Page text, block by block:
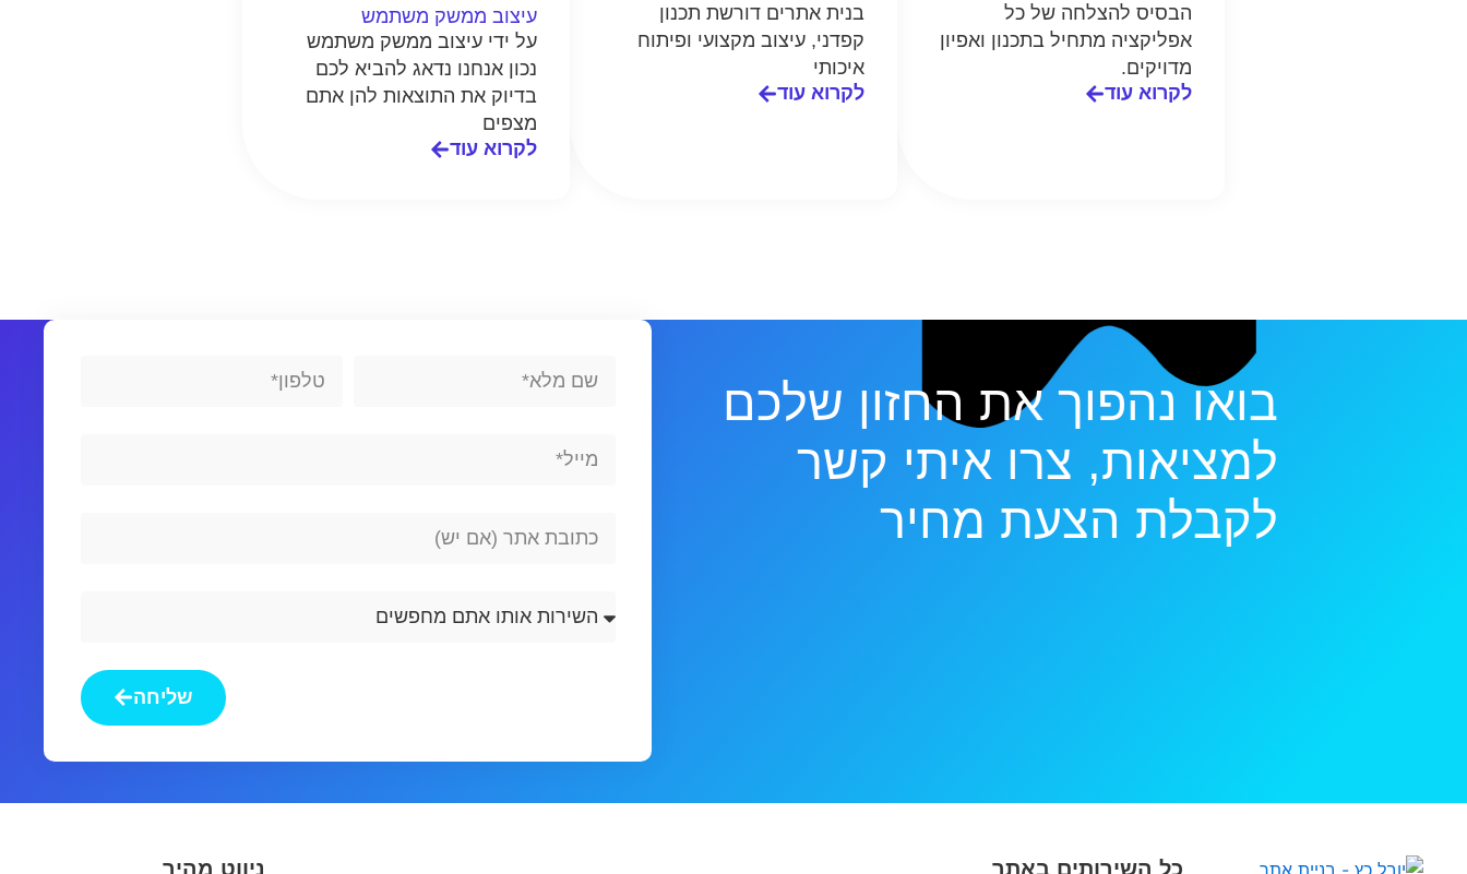
הבסיס להצלחה של כל
אפליקציה מתחיל בתכנון ואפיון
מדויקים.
לקרוא עוד
בנית אתרים דורשת תכנון
קפדני, עיצוב מקצועי ופיתוח
איכותי
לקרוא עוד
עיצוב ממשק משתמש
על ידי עיצוב ממשק משתמש
נכון אנחנו נדאג להביא לכם
בדיוק את התוצאות להן אתם
מצפים
לקרוא עוד
בואו נהפוך את החזון שלכם
למציאות, צרו איתי קשר
לקבלת הצעת מחיר
Name
Phone
Url
אותו
שליחה
כל השירותים באתר ניווט מהיר